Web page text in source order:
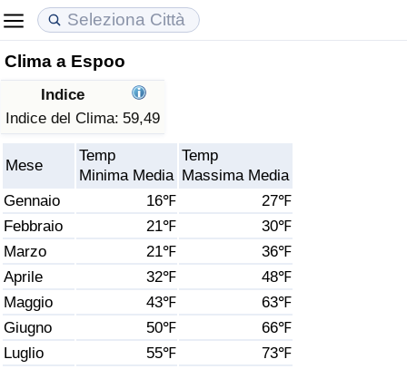
Clima a Espoo
Indice
Indice del Clima: 59,49
Mese
Temp
Minima Media
Temp
Massima Media
Gennaio
16℉
27℉
Febbraio
21℉
30℉
Marzo
21℉
36℉
Aprile
32℉
48℉
Maggio
43℉
63℉
Giugno
50℉
66℉
Luglio
55℉
73℉
Costo della vita
Indice Del Costo Della Vita (corrente)
Indice Del Costo Della Vita
Indice del Costo della Vita per Nazione
ad Aqaba
Prezzi degli immobili
Indice del Prezzo delle Case (Corrente)
Indice del Prezzo delle Case
Indice del Prezzo delle Case per Nazione
Qualità della Vita
Indice della Qualità della Vita
Indice della Qualità della Vita (Corrente)
Indice della qualità della vita per Paese
Criminalità
Indice del Tasso di Criminalità (Corrente)
Indice della Criminalità